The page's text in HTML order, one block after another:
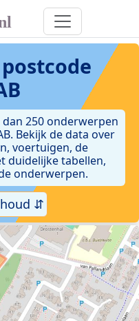
250 onderwerpen
Bekijk de data over
voertuigen, de
duidelijke tabellen,
onderwerpen.
⇵